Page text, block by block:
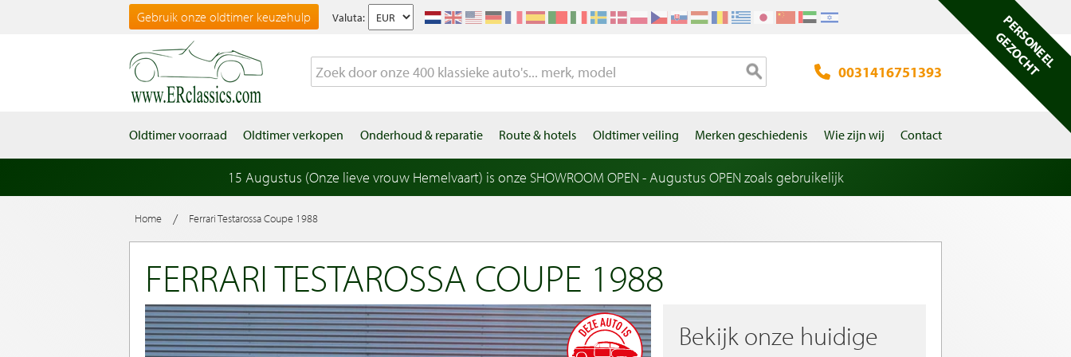
Gebruik onze oldtimer keuzehulp Valuta:
0031416751393
Oldtimer voorraad Oldtimer verkopen Onderhoud & reparatie Route & hotels Oldtimer veiling Merken geschiedenis Wie zijn wij Contact
15 Augustus (Onze lieve vrouw Hemelvaart) is onze SHOWROOM OPEN - Augustus OPEN zoals gebruikelijk
Home / Ferrari Testarossa Coupe 1988
FERRARI TESTAROSSA COUPE 1988
Bekijk onze huidige
PERSONEEL
GEZOCHT